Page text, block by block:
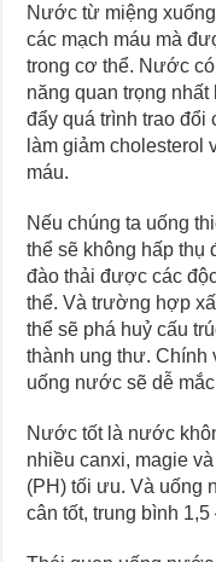
Nước từ miệng
các mạch máu mà
trong cơ thể. Nước
năng quan trọng
đẩy quá trình trao đổi
làm giảm cholesterol
máu.
Nếu chúng ta uống
thể sẽ không hấp
đào thải được các
thể. Và trường hợp
thể sẽ phá huỷ cấu
thành ung thư.
uống nước sẽ dễ
Nước tốt là nước
nhiều canxi, magie
(PH) tối ưu. Và uống
cân tốt, trung bình